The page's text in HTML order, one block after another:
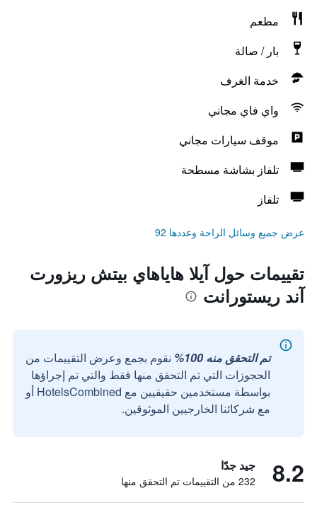
مطعم
بار / صالة
خدمة الغرف
واي فاي مجاني
موقف سيارات مجاني
تلفاز بشاشة مسطحة
تلفاز
عرض جميع وسائل الراحة وعددها 92
تقييمات حول آيلا هاياهاي بيتش ريزورت
آند ريستورانت
تم التحقق منه 100%
نقوم بجمع وعرض التقييمات من
الحجوزات التي تم التحقق منها فقط والتي تم إجراؤها
بواسطة مستخدمين حقيقيين مع HotelsCombined أو
مع شركائنا الخارجيين الموثوقين.
8.2 جيد جدًا
232 من التقييمات تم التحقق منها